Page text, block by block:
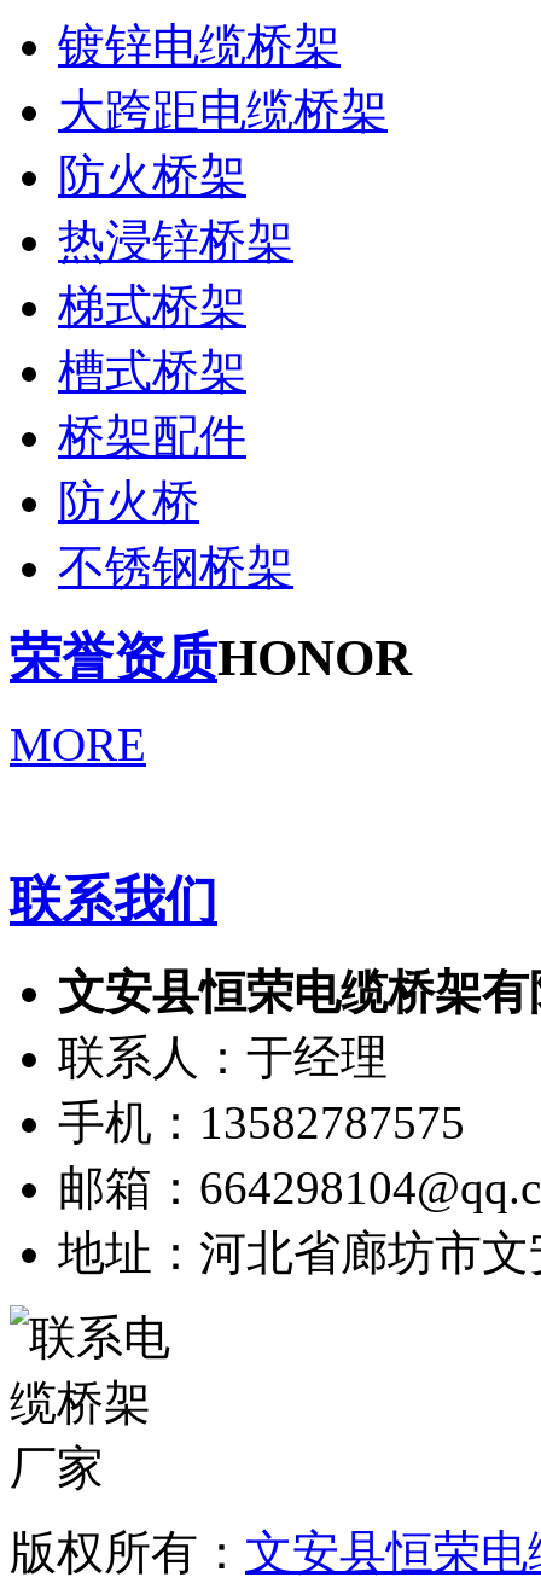
镀锌电缆桥架
大跨距电缆桥架
防火桥架
热浸锌桥架
梯式桥架
槽式桥架
桥架配件
防火桥
不锈钢桥架
荣誉资质HONOR
MORE
联系我们
文安县恒荣电缆桥架
联系人：于经理
手机：13582787575
邮箱：
地址：河北省廊坊市
版权所有： 文安县恒荣